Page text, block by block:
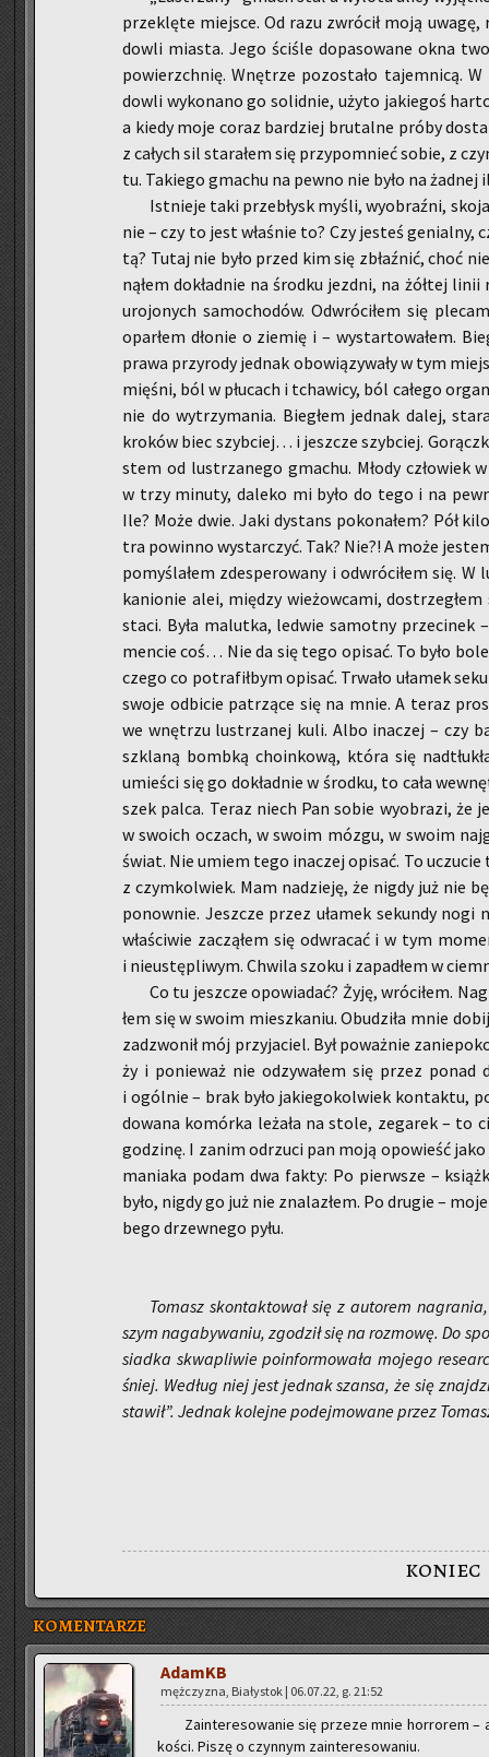
prze­klę­te miej­sce. Od razu zwró­cił moją
dow­li mia­sta. Jego ści­śle do­pa­so­wa­ne okna
po­wierzch­nię. Wnę­trze po­zo­sta­ło ta­jem­ni­cą.
dow­li wy­ko­na­no go so­lid­nie, użyto ja­kie­goś
a kiedy moje coraz bar­dziej bru­tal­ne próby
z ca­łych sil sta­ra­łem się przy­po­mnieć sobie, z
tu. Ta­kie­go gma­chu na pewno nie było na żad­nej
Ist­nie­je taki prze­błysk myśli, wy­obraź­ni,
nie – czy to jest wła­śnie to? Czy je­steś
tą? Tutaj nie było przed kim się zbłaź­nić, choć
ną­łem do­kład­nie na środ­ku jezd­ni, na żół­tej
uro­jo­nych sa­mo­cho­dów. Od­wró­ci­łem się
opar­łem dło­nie o zie­mię i – wy­star­to­wa­łem.
prawa przy­ro­dy jed­nak obo­wią­zy­wa­ły w tym
mię­śni, ból w płu­cach i tcha­wi­cy, ból ca­łe­go
nie do wy­trzy­ma­nia. Bie­głem jed­nak dalej,
kro­ków biec szyb­ciej… i jesz­cze szyb­ciej.
stem od lu­strza­ne­go gma­chu. Młody
w trzy mi­nu­ty, da­le­ko mi było do tego i na
Ile? Może dwie. Jaki dy­stans po­ko­na­łem? Pół
tra po­win­no wy­star­czyć. Tak? Nie?! A może
po­my­śla­łem zde­spe­ro­wa­ny i od­wró­ci­łem się.
ka­nio­nie alei, mię­dzy wie­żow­ca­mi,
sta­ci. Była ma­lut­ka, le­d­wie sa­mot­ny
men­cie coś… Nie da się tego opi­sać. To było
cze­go co po­tra­fił­bym opi­sać. Trwa­ło uła­mek
swoje od­bi­cie pa­trzą­ce się na mnie. A teraz
we wnę­trzu lu­strza­nej kuli. Albo ina­czej – czy
szkla­ną bomb­ką cho­in­ko­wą, która się
umie­ści się go do­kład­nie w środ­ku, to cała
szek palca. Teraz niech Pan sobie wy­obra­zi, że
w swo­ich oczach, w swoim mózgu, w swoim
świat. Nie umiem tego ina­czej opi­sać. To
z czym­kol­wiek. Mam na­dzie­ję, że nigdy już nie
po­now­nie. Jesz­cze przez uła­mek se­kun­dy nogi
wła­ści­wie za­czą­łem się od­wra­cać i w tym
i nie­ustę­pli­wym. Chwi­la szoku i za­pa­dłem w
Co tu jesz­cze opo­wia­dać? Żyję, wró­ci­łem.
łem się w swoim miesz­ka­niu. Obu­dzi­ła mnie
za­dzwo­nił mój przy­ja­ciel. Był po­waż­nie
ży i po­nie­waż nie od­zy­wa­łem się przez ponad
i ogól­nie – brak było ja­kie­go­kol­wiek kon­tak­tu,
do­wa­na komór­ka le­ża­ła na stole, ze­ga­rek – to
go­dzi­nę. I zanim od­rzu­ci pan moją opo­wieść
ma­nia­ka podam dwa fakty: Po pierw­sze –
było, nigdy go już nie zna­la­złem. Po dru­gie –
be­go drzew­ne­go pyłu.
To­masz skon­tak­to­wał się z au­to­rem
szym na­ga­by­wa­niu, zgo­dził się na roz­mo­wę. Do
siad­ka skwa­pli­wie po­in­for­mo­wa­ła mo­je­go
śniej. We­dług niej jest jed­nak szan­sa, że się
sta­wił”. Jed­nak ko­lej­ne po­dej­mo­wa­ne przez
koniec
KOMENTARZE
AdamKB
męż­czy­zna, Bia­ły­stok | 06.07.22, g. 21:52
Za­in­te­re­so­wa­nie się prze­ze mnie hor­ro­rem
ko­ści. Piszę o czyn­nym za­in­te­re­so­wa­niu.